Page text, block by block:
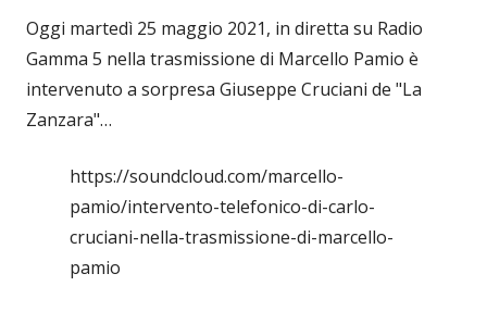
Oggi martedì 25 maggio 2021, in diretta su Radio
Gamma 5 nella trasmissione di Marcello Pamio è
intervenuto a sorpresa Giuseppe Cruciani de "La
Zanzara"…
https://soundcloud.com/marcello-
pamio/intervento-telefonico-di-carlo-
cruciani-nella-trasmissione-di-marcello-
pamio